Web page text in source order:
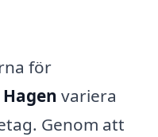
för
variera
Genom att